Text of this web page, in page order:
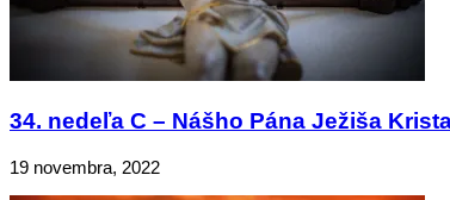
34. nedeľa C – Nášho Pána Ježiša
19 novembra, 2022